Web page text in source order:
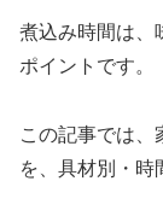
煮込み時間は、
ポイントです。
この記事では、
を、具材別・時